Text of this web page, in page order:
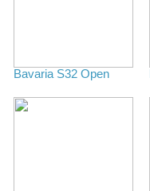
Bavaria S32 Open